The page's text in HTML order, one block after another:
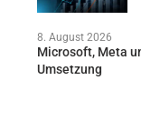
8. August 2026
Microsoft, Meta
Umsetzung